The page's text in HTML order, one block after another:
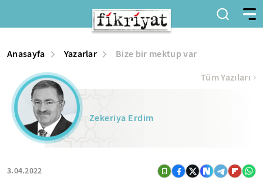
Anasayfa Yazarlar Bize bir mektup var
Zekeriya Erdim
3.04.2022
Tüm Yazıları